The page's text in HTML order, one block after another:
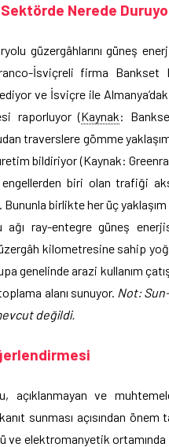
Nerede
güzergâhlarını güneş
İsviçreli firma Bankset
ve İsviçre ile
raporluyor (Kaynak:
traverslere gömme
bildiriyor (Kaynak:
biri olan trafiği
birlikte her üç
ağı ray-entegre güneş
kilometresine sahip
genelinde arazi kullanım
alanı sunuyor. Not:
değildi.
açıklanmayan ve
sunması açısından
elektromanyetik ortamında